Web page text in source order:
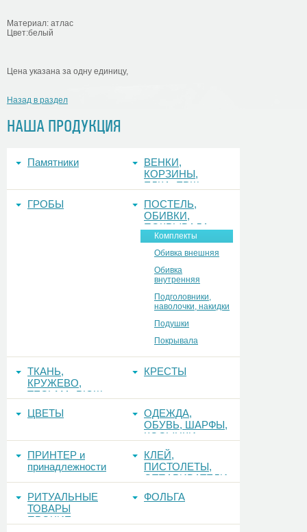
НАША ПРОДУКЦИЯ
Памятники
ВЕНКИ,
КОРЗИНЫ,
ЕЛКА, ЕРШ,
ГРОБЫ
ПОСТЕЛЬ,
ОБИВКИ,
ПОКРЫВАЛА
Комплекты
Обивка внешняя
Обивка
внутренняя
Подголовники,
наволочки, накидки
Подушки
Покрывала
ТКАНЬ,
КРУЖЕВО,
ТЕСЬМА, РЮШ
КРЕСТЫ
ЦВЕТЫ
ОДЕЖДА,
ОБУВЬ, ШАРФЫ,
КОСЫНКИ
ПРИНТЕР и
принадлежности
КЛЕЙ,
ПИСТОЛЕТЫ,
ОТПАРИВАТЕЛИ
РИТУАЛЬНЫЕ
ТОВАРЫ
ПРОЧИЕ
ФОЛЬГА
Материал: атлас
Цвет:белый
Цена указана за одну единицу,
Назад в раздел